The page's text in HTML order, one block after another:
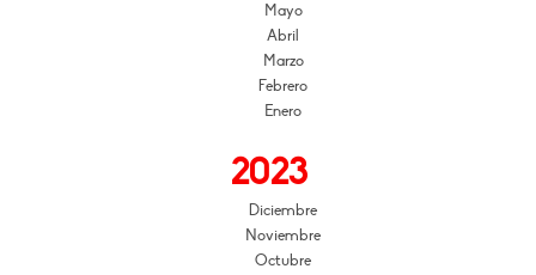
Mayo
Abril
Marzo
Febrero
Enero
2023
Diciembre
Noviembre
Octubre